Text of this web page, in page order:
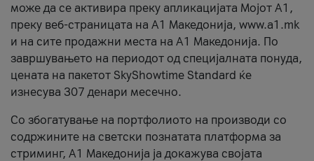
може да се активира преку апликацијата Мојот A1,
преку веб-страницата на А1 Македонија, www.a1.mk
и на сите продажни места на А1 Македонија. По
завршувањето на периодот од специјалната понуда,
цената на пакетот SkyShowtime Standard ќе
изнесува 307 денари месечно.
Со збогатување на портфолиото на производи со
содржините на светски познатата платформа за
стриминг, А1 Македонија ја докажува својата